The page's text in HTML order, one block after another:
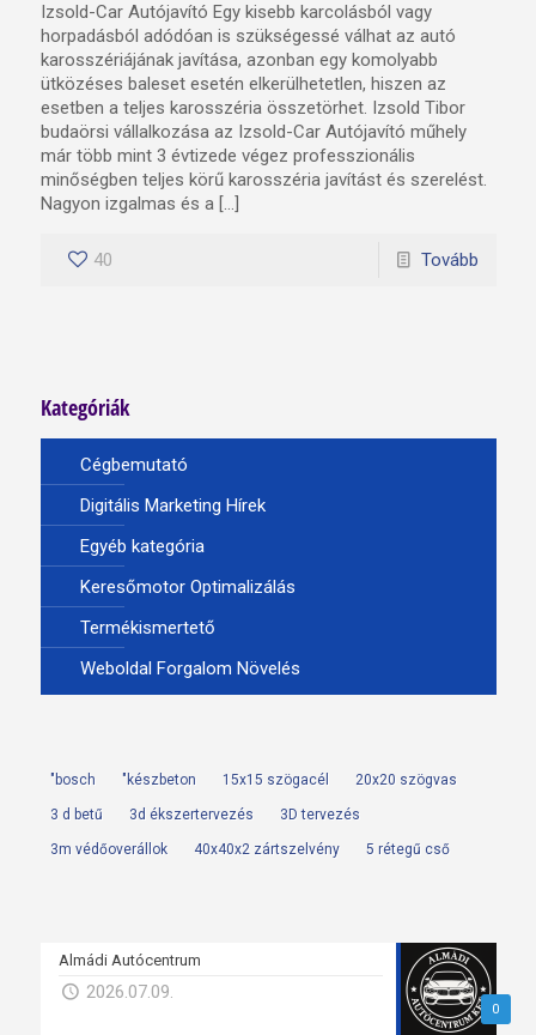
Izsold-Car Autójavító Egy kisebb karcolásból vagy
horpadásból adódóan is szükségessé válhat az autó
karosszériájának javítása, azonban egy komolyabb
ütközéses baleset esetén elkerülhetetlen, hiszen az
esetben a teljes karosszéria összetörhet. Izsold Tibor
budaörsi vállalkozása az Izsold-Car Autójavító műhely
már több mint 3 évtizede végez professzionális
minőségben teljes körű karosszéria javítást és szerelést.
Nagyon izgalmas és a […]
40 Tovább
Kategóriák
Cégbemutató
Digitális Marketing Hírek
Egyéb kategória
Keresőmotor Optimalizálás
Termékismertető
Weboldal Forgalom Növelés
"bosch "készbeton 15x15 szögacél 20x20 szögvas
3 d betű 3d ékszertervezés 3D tervezés
3m védőoverállok 40x40x2 zártszelvény 5 rétegű cső
0
Almádi Autócentrum
2026.07.09.